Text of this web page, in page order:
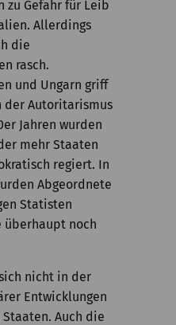
zu Gefahr für Leib
Allerdings
die
rasch.
und Ungarn griff
der Autoritarismus
Jahren wurden
mehr Staaten
regiert. In
Abgeordnete
Statisten
überhaupt noch
nicht in der
Entwicklungen
Auch die